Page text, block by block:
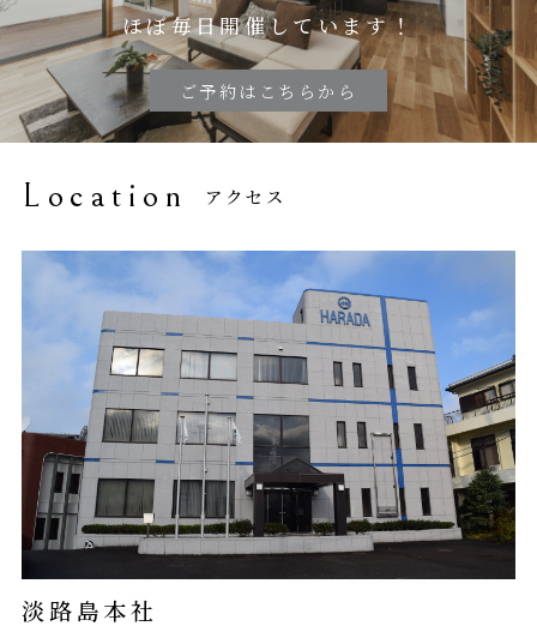
ほぼ毎日開催しています！
ご予約はこちらから
Location アクセス
淡路島本社